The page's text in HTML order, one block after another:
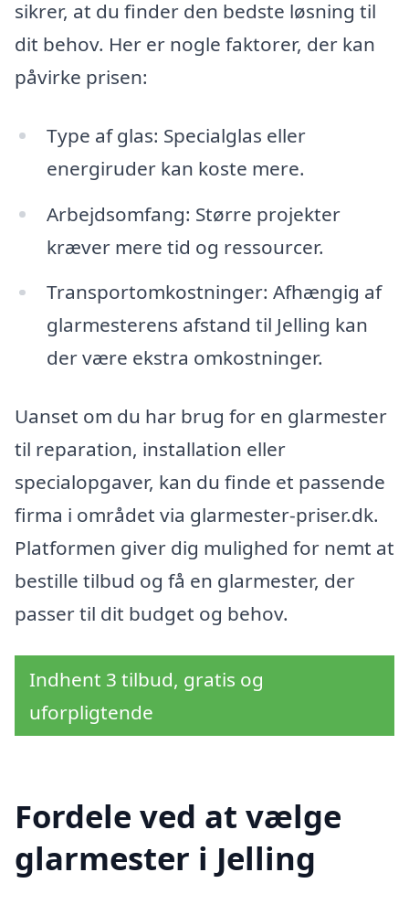
sikrer, at du finder den bedste løsning til
dit behov. Her er nogle faktorer, der kan
påvirke prisen:
Type af glas: Specialglas eller
energiruder kan koste mere.
Arbejdsomfang: Større projekter
kræver mere tid og ressourcer.
Transportomkostninger: Afhængig af
glarmesterens afstand til Jelling kan
der være ekstra omkostninger.
Uanset om du har brug for en glarmester
til reparation, installation eller
specialopgaver, kan du finde et passende
firma i området via glarmester-priser.dk.
Platformen giver dig mulighed for nemt at
bestille tilbud og få en glarmester, der
passer til dit budget og behov.
Indhent 3 tilbud, gratis og
uforpligtende
Fordele ved at vælge
glarmester i Jelling